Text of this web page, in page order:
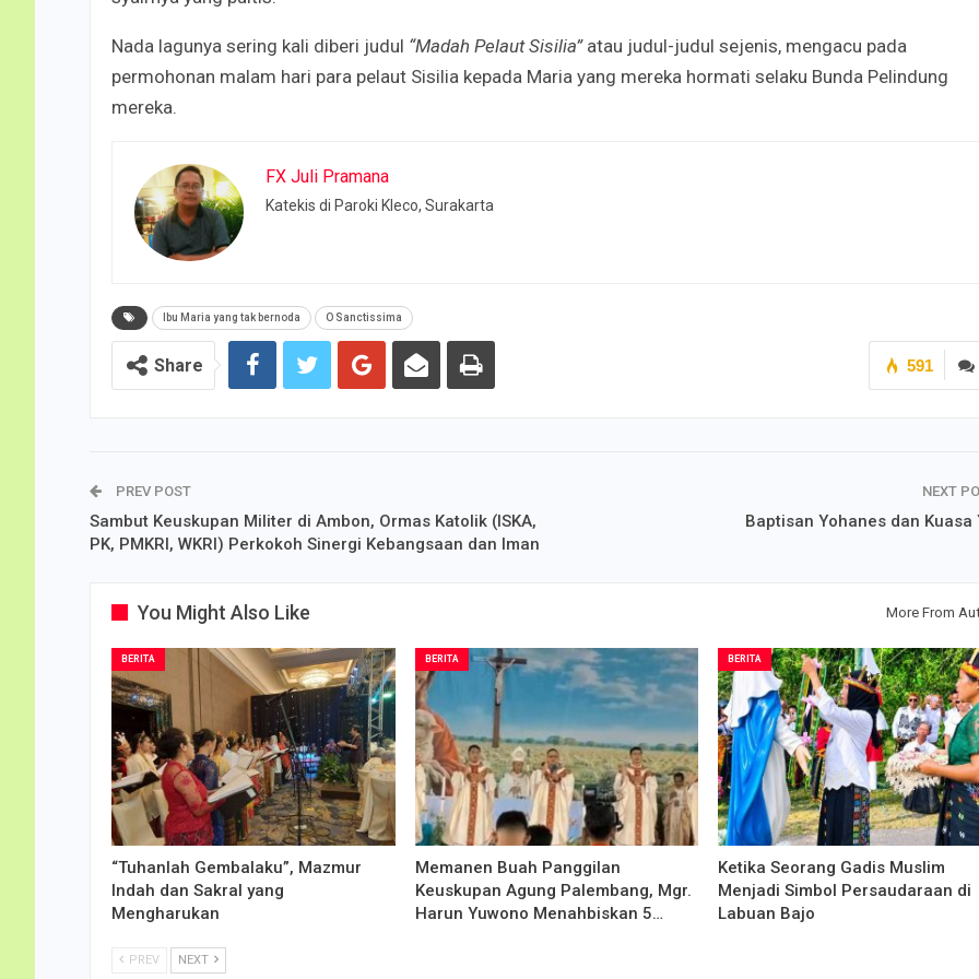
Nada lagunya sering kali diberi judul “Madah Pelaut Sisilia”atau judul-judul sejenis, mengacu pada
permohonan malam hari para pelaut Sisilia kepada Maria yang mereka hormati selaku Bunda Pelindung
mereka.
FX Juli Pramana
Katekis di Paroki Kleco, Surakarta
Ibu Maria yang tak bernoda O Sanctissima
591
Share
PREV POST
Sambut Keuskupan Militer di Ambon, Ormas Katolik (ISKA,
PK, PMKRI, WKRI) Perkokoh Sinergi Kebangsaan dan Iman
NEXT
Baptisan Yohanes dan Kuasa
You Might Also Like More From
BERITA
“Tuhanlah Gembalaku”, Mazmur
Indah dan Sakral yang
Mengharukan
BERITA
Memanen Buah Panggilan
Keuskupan Agung Palembang, Mgr.
Harun Yuwono Menahbiskan 5…
BERITA
Ketika Seorang Gadis Muslim
Menjadi Simbol Persaudaraan di
Labuan Bajo
PREV NEXT